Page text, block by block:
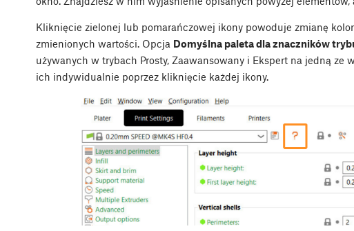
Kliknięcie zielonej lub pomarańczowej ikony powoduje zmianę
zmienionych wartości. Opcja Domyślna paleta dla znaczników
używanych w trybach Prosty, Zaawansowany i Ekspert na jedną
ich indywidualnie poprzez kliknięcie każdej ikony.